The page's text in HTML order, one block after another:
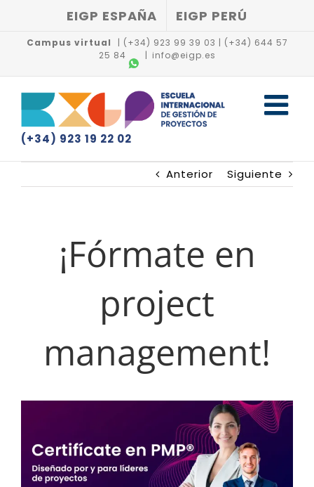
contenido
EIGP ESPAÑA EIGP PERÚ
Campus virtual | (+34) 923 99 39 03 | (+34) 644 57
25 84
| info@eigp.es
(+34) 923 19 22 02
Anterior Siguiente
¡Fórmate en
project
management!